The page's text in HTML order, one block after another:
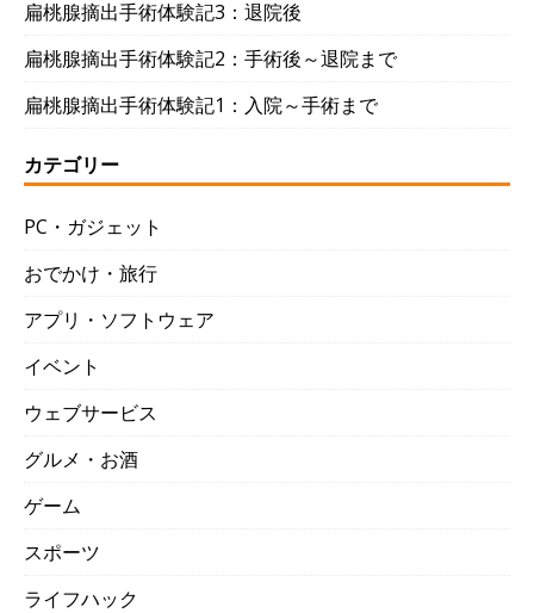
扁桃腺摘出手術体験記3：退院後
扁桃腺摘出手術体験記2：手術後～退院まで
扁桃腺摘出手術体験記1：入院～手術まで
カテゴリー
PC・ガジェット
おでかけ・旅行
アプリ・ソフトウェア
イベント
ウェブサービス
グルメ・お酒
ゲーム
スポーツ
ライフハック